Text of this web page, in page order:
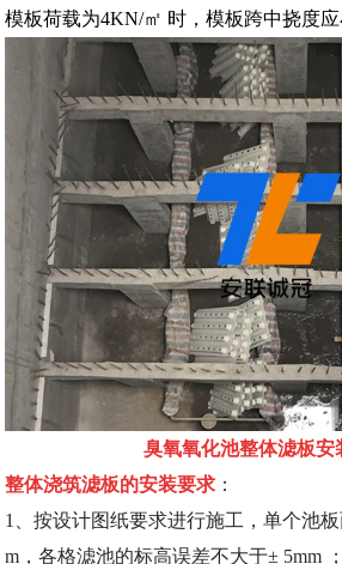
模板荷载为4KN/㎡ 时，模板跨中挠度应
臭氧氧化池整体滤板安
整体浇筑滤板的安装要求 ：
1、按设计图纸要求进行施工，单个池
m，各格滤池的标高误差不大于± 5mm ；